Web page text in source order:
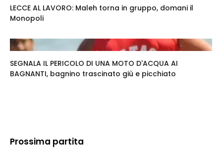
LECCE AL LAVORO: Maleh torna in gruppo, domani il
Monopoli
SEGNALA IL PERICOLO DI UNA MOTO D'ACQUA AI
BAGNANTI, bagnino trascinato giù e picchiato
Prossima partita